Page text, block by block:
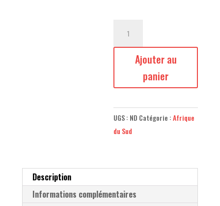
CamouflageAjouter au
panier
UGS : ND Catégorie :Afrique
du Sud
Description
Informations complémentaires